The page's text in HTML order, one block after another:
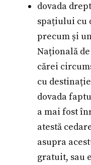
dovada
spațiului cu
precum și
Națională
cărei
cu
dovada
a mai fost
atestă
asupra
gratuit, sau